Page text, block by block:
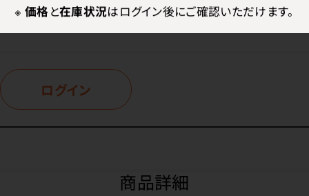
※ 価格と在庫状況はログイン後にご確認いただけます。
価格はログイン後表示
ログイン
商品詳細